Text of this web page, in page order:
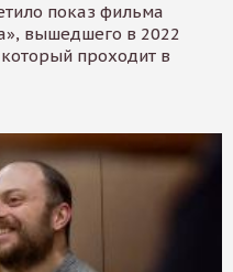
показ фильма
вышедшего в 2022
проходит в